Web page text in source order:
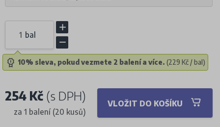
bal
10% sleva, pokud vezmete 2 balení a více. (229 Kč / bal)
254 Kč (s DPH)
za 1 balení (20 kusů)
VLOŽIT DO KOŠÍKU